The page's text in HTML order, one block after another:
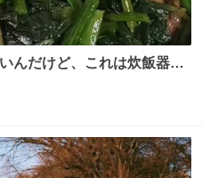
んだけど、これは炊飯器に
なら作れる！」ってなっ